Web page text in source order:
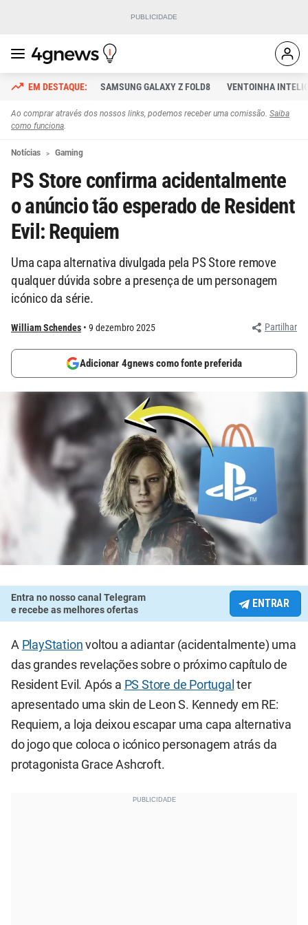
SAMSUNG GALAXY Z FOLD8 VENTOINHA
Ao comprar através dos nossos links, podemos receber uma comissão. Saiba
como funciona.
Notícias Gaming
PS Store confirma acidentalmente
o anúncio tão esperado de Resident
Evil: Requiem
Uma capa alternativa divulgada pela PS Store remove
qualquer dúvida sobre a presença de um personagem
icónico da série.
William Schendes 9 dezembro 2025 Partilhar
Adicionar 4gnews como fonte preferida
Entra no nosso canal Telegram
e recebe as melhores ofertas
ENTRAR
A PlayStation voltou a adiantar (acidentalmente) uma
das grandes revelações sobre o próximo capítulo de
Resident Evil. Após a PS Store de Portugal ter
apresentado uma skin de Leon S. Kennedy em RE:
Requiem, a loja deixou escapar uma capa alternativa
do jogo que coloca o icónico personagem atrás da
protagonista Grace Ashcroft.